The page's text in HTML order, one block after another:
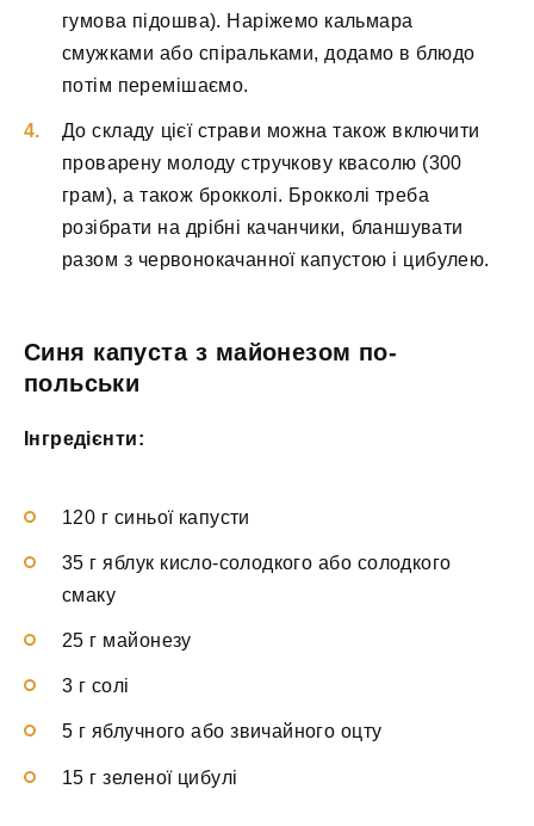
гумова підошва). Наріжемо кальмара
смужками або спіральками, додамо в блюдо
потім перемішаємо.
До складу цієї страви можна також включити
проварену молоду стручкову квасолю (300
грам), а також брокколі. Брокколі треба
розібрати на дрібні качанчики, бланшувати
разом з червонокачанної капустою і цибулею.
Синя капуста з майонезом по-
польськи
Інгредієнти:
120 г синьої капусти
35 г яблук кисло-солодкого або солодкого
смаку
25 г майонезу
3 г солі
5 г яблучного або звичайного оцту
15 г зеленої цибулі